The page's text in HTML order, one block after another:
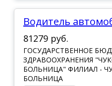
Водитель
81279 руб.
ГОСУДАРСТВЕННОЕ
ЗДРАВООХРАНЕНИЯ
БОЛЬНИЦА" ФИЛИАЛ -
БОЛЬНИЦА